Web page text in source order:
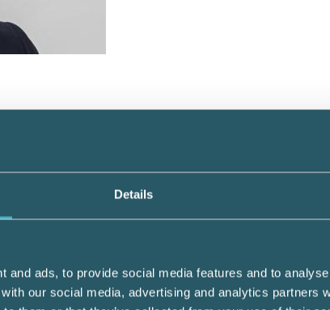
Details
and ads, to provide social media features and to
our social media, advertising and analytics partners
för, säger Företagarnas
och som partierna är
Bland annat ska
den extra beskattningen vid
3:12-reglerna reformeras.